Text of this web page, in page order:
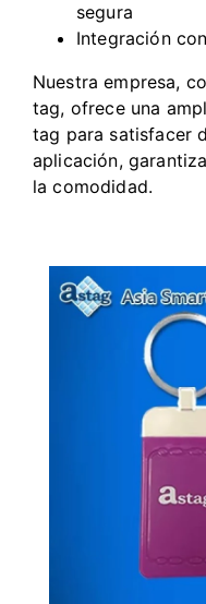
segura
Integración
Nuestra empresa,
tag, ofrece una
tag para satisfacer
aplicación,
la comodidad.